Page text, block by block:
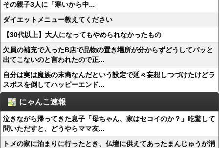
その親子3人に「寒いから中...
ダイエットメニュー教えてください
【30代以上】大人になってもやめられなかったもの
欠員の補充で入ったB店で品物の置き場所が分からずどうしてパッと
出てこないのと言われたので正...
自分は実は魔族の末裔なんだという設定で延々妄想しつづけたけどラ
スボスを倒してハッピーエンド...
にゃんこ速報
泣きながら帰ってきた息子「母ちゃん、家はセコイのか？」吃驚して
問いただすと、どうやらママ友...
トメの家に泊まりに行ったとき、仏壇に供えてあったまんじゅうが消